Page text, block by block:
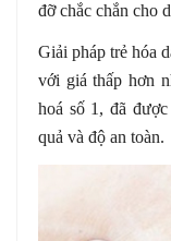
đỡ chắc chắn cho
Giải pháp trẻ hóa
với giá thấp hơn
hoá số 1, đã
quả và độ an toàn.